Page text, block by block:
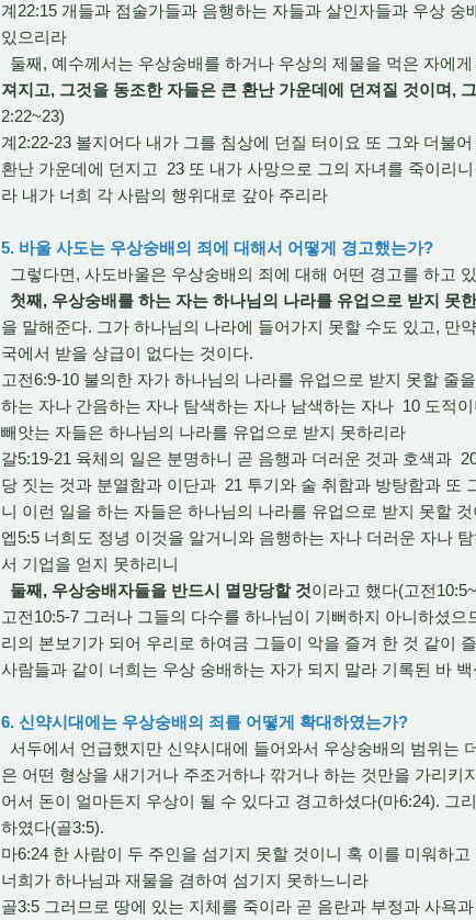
계22:15 개들과 점술가들과 음행하는 자들과 살인자들과 우상
있으리라
둘째, 예수께서는 우상숭배를 하거나 우상의 제물을 먹은 자에
져지고, 그것을 동조한 자들은 큰 환난 가운데에 던져질 것이며,
2:22~23)
계2:22-23 볼지어다 내가 그를 침상에 던질 터이요 또 그와 더불
환난 가운데에 던지고 23 또 내가 사망으로 그의 자녀를 죽이리
라 내가 너희 각 사람의 행위대로 갚아 주리라
5. 바울 사도는 우상숭배의 죄에 대해서 어떻게 경고했는가?
그렇다면, 사도바울은 우상숭배의 죄에 대해 어떤 경고를 하고
첫째, 우상숭배를 하는 자는 하나님의 나라를 유업으로 받지 못
을 말해준다. 그가 하나님의 나라에 들어가지 못할 수도 있고, 만
국에서 받을 상급이 없다는 것이다.
고전6:9-10 불의한 자가 하나님의 나라를 유업으로 받지 못할 줄
하는 자나 간음하는 자나 탐색하는 자나 남색하는 자나 10 도적
빼앗는 자들은 하나님의 나라를 유업으로 받지 못하리라
갈5:19-21 육체의 일은 분명하니 곧 음행과 더러운 것과 호색과
당 짓는 것과 분열함과 이단과 21 투기와 술 취함과 방탕함과 또
니 이런 일을 하는 자들은 하나님의 나라를 유업으로 받지 못할 것
엡5:5 너희도 정녕 이것을 알거니와 음행하는 자나 더러운 자나
서 기업을 얻지 못하리니
둘째, 우상숭배자들을 반드시 멸망당할 것이라고 했다(고전
고전10:5-7 그러나 그들의 다수를 하나님이 기뻐하지 아니하셨
리의 본보기가 되어 우리로 하여금 그들이 악을 즐겨 한 것 같이
사람들과 같이 너희는 우상 숭배하는 자가 되지 말라 기록된 바
6. 신약시대에는 우상숭배의 죄를 어떻게 확대하였는가?
서두에서 언급했지만 신약시대에 들어와서 우상숭배의 범위는
은 어떤 형상을 새기거나 주조거하나 깎거나 하는 것만을 가리
어서 돈이 얼마든지 우상이 될 수 있다고 경고하셨다(마6:24). 그
하였다(골3:5).
마6:24 한 사람이 두 주인을 섬기지 못할 것이니 혹 이를 미워하
너희가 하나님과 재물을 겸하여 섬기지 못하느니라
골3:5 그러므로 땅에 있는 지체를 죽이라 곧 음란과 부정과 사욕